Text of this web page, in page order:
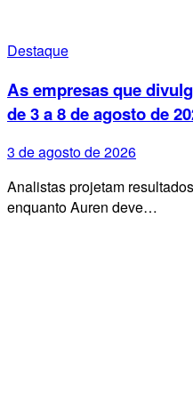
Destaque
As empresas que
de 3 a 8 de agosto de
3 de agosto de 2026
Analistas projetam
enquanto Auren deve…